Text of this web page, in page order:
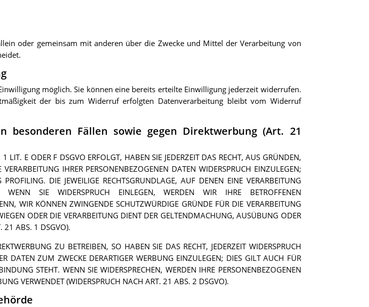
oder gemeinsam mit anderen über die Zwecke und Mittel der Verarbeitung von
möglich. Sie können eine bereits erteilte Einwilligung jederzeit widerrufen.
der bis zum Widerruf erfolgten Datenverarbeitung bleibt vom Widerruf
besonderen Fällen sowie gegen Direktwerbung (Art. 21
E ODER F DSGVO ERFOLGT, HABEN SIE JEDERZEIT DAS RECHT, AUS GRÜNDEN,
IHRER PERSONENBEZOGENEN DATEN WIDERSPRUCH EINZULEGEN;
DIE JEWEILIGE RECHTSGRUNDLAGE, AUF DENEN EINE VERARBEITUNG
WENN SIE WIDERSPRUCH EINLEGEN, WERDEN WIR IHRE BETROFFENEN
WIR KÖNNEN ZWINGENDE SCHUTZWÜRDIGE GRÜNDE FÜR DIE VERARBEITUNG
ODER DIE VERARBEITUNG DIENT DER GELTENDMACHUNG, AUSÜBUNG ODER
21 ABS. 1 DSGVO).
ZU BETREIBEN, SO HABEN SIE DAS RECHT, JEDERZEIT WIDERSPRUCH
DATEN ZUM ZWECKE DERARTIGER WERBUNG EINZULEGEN; DIES GILT AUCH FÜR
STEHT. WENN SIE WIDERSPRECHEN, WERDEN IHRE PERSONENBEZOGENEN
VERWENDET (WIDERSPRUCH NACH ART. 21 ABS. 2 DSGVO).